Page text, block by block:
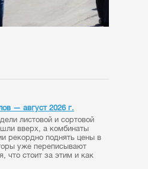
— август 2026 г.
листовой и сортовой
вверх, а комбинаты
рекордно поднять цены в
уже переписывают
что стоит за этим и как